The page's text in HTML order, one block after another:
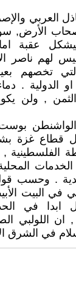
العربي
الأرض,
عقبة
لهم ناصر
تخصهم
او الدولية .
, ولن
بوست
قطاع
الفلسطينية ,
. وحسب
في البيت
ابدا في
ان اللولبي
في الشرق